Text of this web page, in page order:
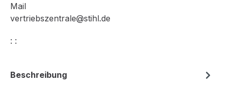
Mail
vertriebszentrale@stihl.de
: :
Beschreibung